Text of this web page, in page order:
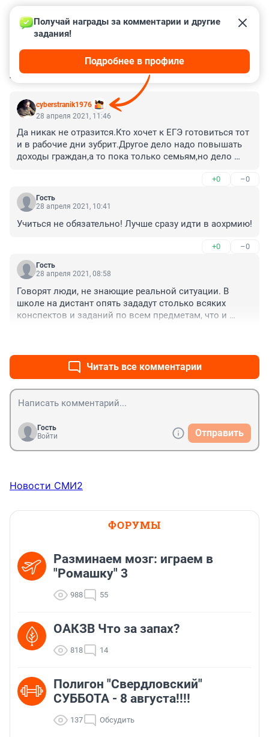
КОММЕНТАРИИ 14
cyberstranik1976
Получай награды за комментарии и другие
задания!
Подробнее в профиле
28 апреля 2021, 11:46
Да никак не отразится.Кто хочет к ЕГЭ готовиться тот
и в рабочие дни зубрит.Другое дело надо повышать
доходы граждан,а то пока только семьям,но дело
башлять и в выходные приходят репетиторы к
сыну,но пока не каждый же может это себе
позволить,потом растут неучи рабы
давать.
+0 –0
Гость
28 апреля 2021, 10:41
Учиться не обязательно! Лучше сразу идти в аохрмию!
+0 –0
Гость
28 апреля 2021, 08:58
Говорят люди, не знающие реальной ситуации. В
школе на дистант опять зададут столько всяких
конспектов и заданий по всем предметам, что и
Читать все комментарии
Гость
Войти
Отправить
Новости СМИ2
ФОРУМЫ
Разминаем мозг: играем в
"Ромашку" 3
988 55
ОАКЗВ Что за запах?
818 14
Полигон "Свердловский"
СУББОТА - 8 августа!!!!
137 Обсудить